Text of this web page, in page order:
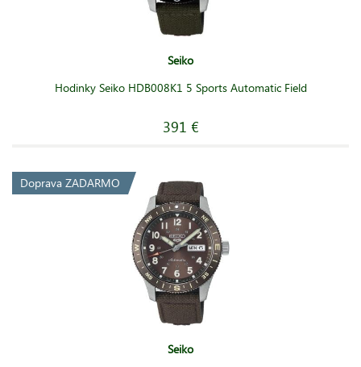
Seiko
Hodinky Seiko HDB008K1 5 Sports Automatic Field
391 €
Doprava ZADARMO
Seiko